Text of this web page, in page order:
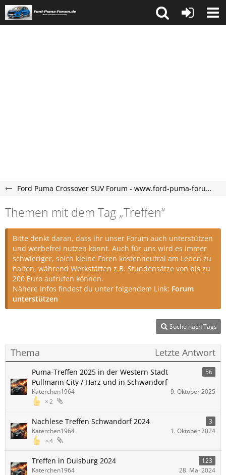
Ford Puma Crossover SUV Forum - www.ford-puma-forum.de
Themen mit dem Tag „Treffen“
Bitte denkt daran, dass ihr unser Forum auch unterstützen
und werbefrei nutzen könnt. Auch für uns wird es immer
schwieriger, solch kleine Foren kostenneutral am Leben zu
halten, während Werkstätten z.B. Stundensätze von bis zu
200 Euro aufrufen können.
Nähere Infos findest du unter folgendem Link: Forum
unterstützen
Suche nach Tags
Thema Letzte Antwort
Puma-Treffen 2025 in der Western Stadt
Pullmann City / Harz und in Schwandorf
56
2
Katerchen1964 9. Oktober 2025
Nachlese Treffen Schwandorf 2024 3
4
Katerchen1964 1. Oktober 2024
Treffen in Duisburg 2024 123
Katerchen1964 28. Mai 2024